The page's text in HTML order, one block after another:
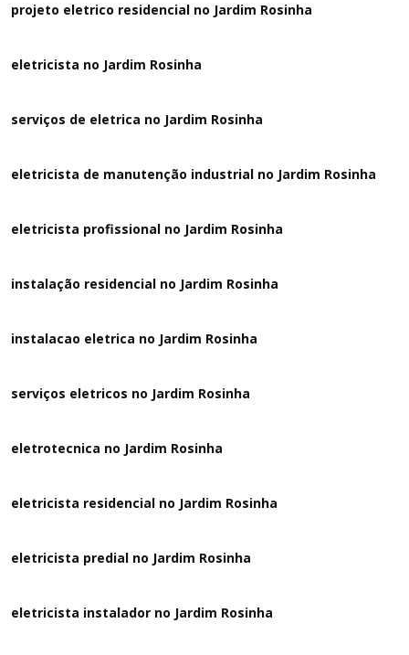
projeto eletrico residencial no Jardim Rosinha
eletricista no Jardim Rosinha
serviços de eletrica no Jardim Rosinha
eletricista de manutenção industrial no Jardim Rosinha
eletricista profissional no Jardim Rosinha
instalação residencial no Jardim Rosinha
instalacao eletrica no Jardim Rosinha
serviços eletricos no Jardim Rosinha
eletrotecnica no Jardim Rosinha
eletricista residencial no Jardim Rosinha
eletricista predial no Jardim Rosinha
eletricista instalador no Jardim Rosinha